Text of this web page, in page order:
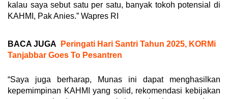
kalau saya sebut satu per satu, banyak tokoh potensial di
KAHMI, Pak Anies.” Wapres RI
BACA JUGA
Peringati Hari Santri Tahun 2025, KORMi
Tanjabbar Goes To Pesantren
“Saya juga berharap, Munas ini dapat menghasilkan
kepemimpinan KAHMI yang solid, rekomendasi kebijakan